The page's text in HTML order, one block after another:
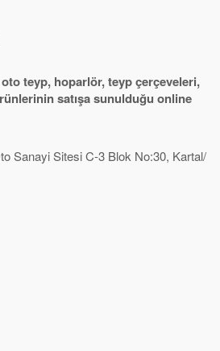
teyp, hoparlör, teyp çerçeveleri,
satışa sunulduğu online
Sanayi Sitesi C-3 Blok No:30, Kartal/